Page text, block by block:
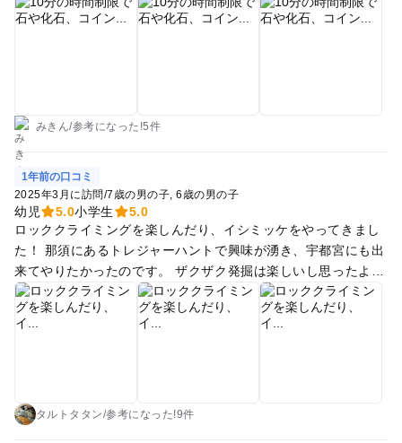
か、中は少しムシムシ暑かったです。みなさん汗ばんでいまし
みきん/参考になった!5件
1年前の口コミ
2025年3月に訪問/7歳の男の子 6歳の男の子
幼児 5.0小学生
5.0
ロッククライミングを楽しんだり、イシミッケをやってきまし
た！ 那須にあるトレジャーハントで興味が湧き、宇都宮にも出
来てやりたかったのです。 ザクザク発掘は楽しいし思ったより
服が汚れないです笑 那須でやっているような「海賊になっ
て！」とか「石の研究者！」とかの世界観の作り込みはありま
せんでした。 大谷だし「石を集めるとイシミッケたちの封印が
タルトタタン/参考に なった!9件